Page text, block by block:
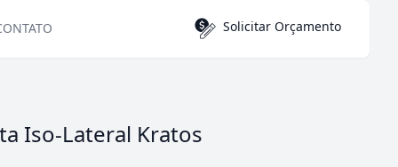
Solicitar Orçamento
Iso-Lateral Kratos